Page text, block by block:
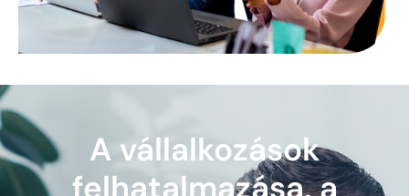
A vállalkozások
felhatalmazása, a